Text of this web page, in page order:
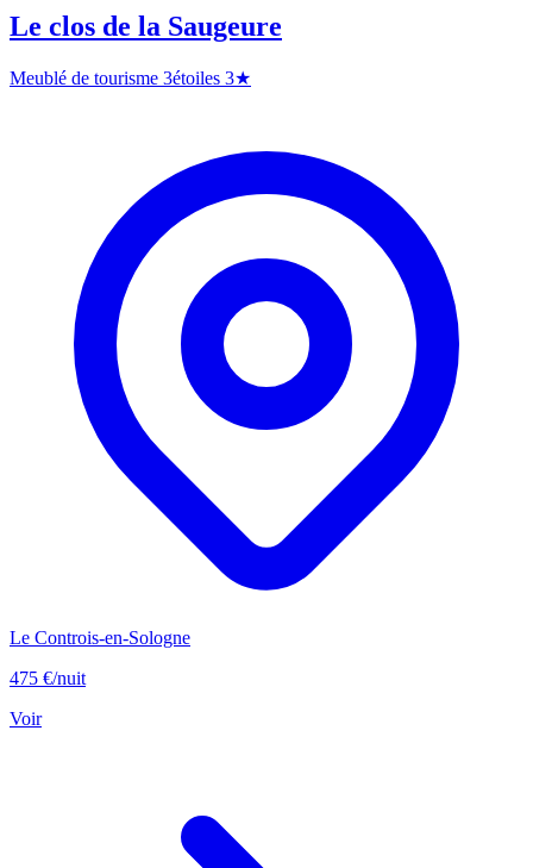
Le clos de la Saugeure
Meublé de tourisme 3étoiles 3★
Le Controis-en-Sologne
475 €/nuit
Voir